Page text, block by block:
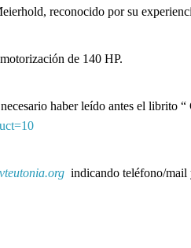
reconocido por su
de 140 HP.
haber leído antes el librito
indicando teléfono/